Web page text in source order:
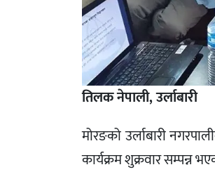
तिलक नेपाली, उर्लाबारी
मोरङको उर्लाबारी
कार्यक्रम शुक्रवार सम्पन्न